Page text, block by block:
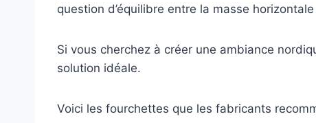
question d’équilibre entre la masse
Si vous cherchez à créer une ambiance
solution idéale.
Voici les fourchettes que les fabricants